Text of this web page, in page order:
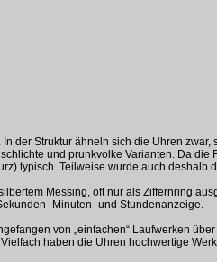
der Struktur ähneln sich die Uhren
und prunkvolke Varianten. Da
typisch. Teilweise wurde auch
Messing, oft nur als Ziffernring
Minuten- und Stundenanzeige.
von „einfachen“ Laufwerken
haben die Uhren hochwertige